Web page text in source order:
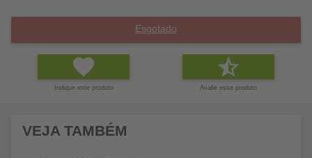
Esgotado
Indique este produto Avalie esse produto
VEJA TAMBÉM